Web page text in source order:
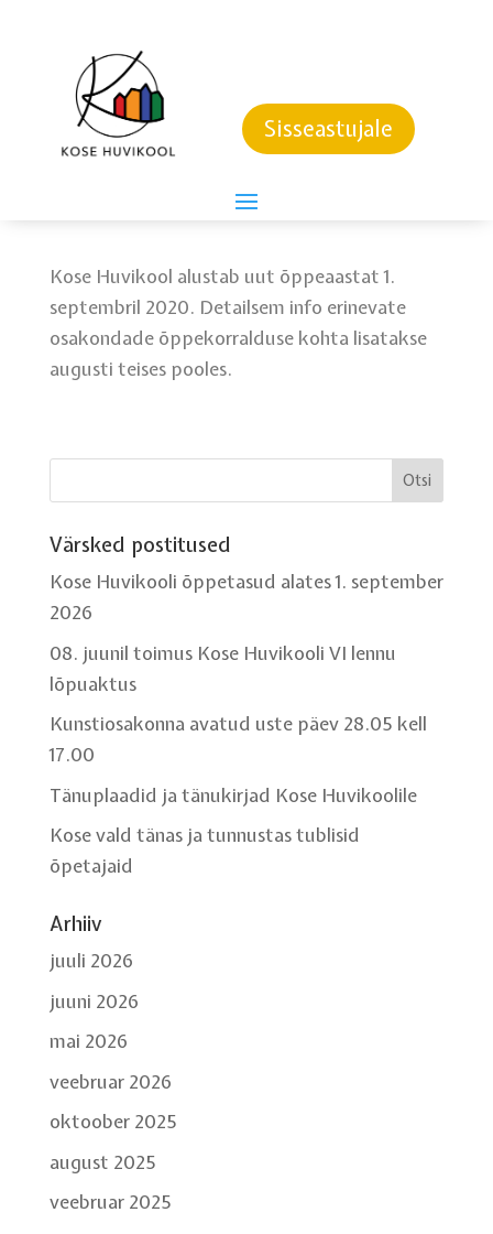
Sisseastujale
Kose Huvikool alustab
uut õppeaastat 1.
septembril 2020.
Kose Huvikool alustab uut õppeaastat 1.
septembril 2020. Detailsem info erinevate
osakondade õppekorralduse kohta lisatakse
augusti teises pooles.
Värsked postitused
Kose Huvikooli õppetasud alates 1. september
2026
08. juunil toimus Kose Huvikooli VI lennu
lõpuaktus
Kunstiosakonna avatud uste päev 28.05 kell
17.00
Tänuplaadid ja tänukirjad Kose Huvikoolile
Kose vald tänas ja tunnustas tublisid
õpetajaid
Arhiiv
juuli 2026
juuni 2026
mai 2026
veebruar 2026
oktoober 2025
august 2025
veebruar 2025